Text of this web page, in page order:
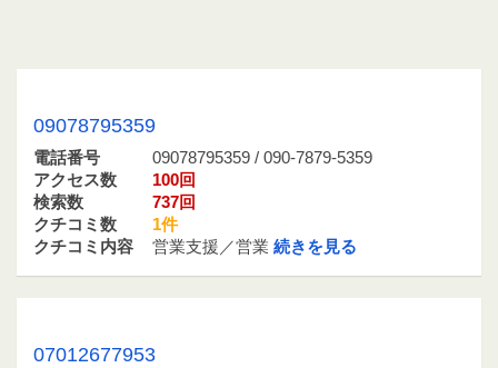
09078795359
電話番号
09078795359 / 090-7879-5359
アクセス数
100回
検索数
737回
クチコミ数
1件
クチコミ内容
営業支援／営業 続きを見る
07012677953